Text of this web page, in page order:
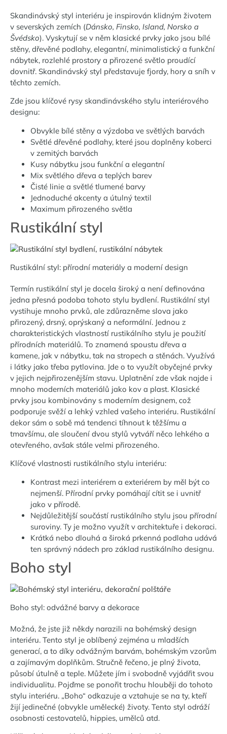
Skandinávský styl interiéru je inspirován klidným životem
v severských zemích (Dánsko, Finsko, Island, Norsko a
Švédsko). Vyskytují se v něm klasické prvky jako jsou bílé
stěny, dřevěné podlahy, elegantní, minimalistický a funkční
nábytek, rozlehlé prostory a přirozené světlo proudící
dovnitř. Skandinávský styl představuje fjordy, hory a sníh v
těchto zemích.
Zde jsou klíčové rysy skandinávského stylu interiérového
designu:
Obvykle bílé stěny a výzdoba ve světlých barvách
Světlé dřevěné podlahy, které jsou doplněny koberci
v zemitých barvách
Kusy nábytku jsou funkční a elegantní
Mix světlého dřeva a teplých barev
Čisté linie a světlé tlumené barvy
Jednoduché akcenty a útulný textil
Maximum přirozeného světla
Rustikální styl
Rustikální styl: přírodní materiály a moderní design
Termín rustikální styl je docela široký a není definována
jedna přesná podoba tohoto stylu bydlení. Rustikální styl
vystihuje mnoho prvků, ale zdůrazněme slova jako
přirozený, drsný, oprýskaný a neformální. Jednou z
charakteristických vlastností rustikálního stylu je použití
přírodních materiálů. To znamená spoustu dřeva a
kamene, jak v nábytku, tak na stropech a stěnách. Využívá
i látky jako třeba pytlovina. Jde o to využít obyčejné prvky
v jejich nejpřirozenějším stavu. Uplatnění zde však najde i
mnoho moderních materiálů jako kov a plast. Klasické
prvky jsou kombinovány s moderním designem, což
podporuje svěží a lehký vzhled vašeho interiéru. Rustikální
dekor sám o sobě má tendenci tíhnout k těžšímu a
tmavšímu, ale sloučení dvou stylů vytváří něco lehkého a
otevřeného, ​​avšak stále velmi přirozeného.
Klíčové vlastnosti rustikálního stylu interiéru:
Kontrast mezi interiérem a exteriérem by měl být co
nejmenší. Přírodní prvky pomáhají cítit se i uvnitř
jako v přírodě.
Nejdůležitější součástí rustikálního stylu jsou přírodní
suroviny. Ty je možno využít v architektuře i dekoraci.
Krátká nebo dlouhá a široká prkenná podlaha udává
ten správný nádech pro základ rustikálního designu.
Boho styl
Boho styl: odvážné barvy a dekorace
Možná, že jste již někdy narazili na bohémský design
interiéru. Tento styl je oblíbený zejména u mladších
generací, a to díky odvážným barvám, bohémským vzorům
a zajímavým doplňkům. Stručně řečeno, je plný života,
působí útulně a teple. Můžete jím i svobodně vyjádřit svou
individualitu. Pojďme se ponořit trochu hlouběji do tohoto
stylu interiéru. „Boho“ odkazuje a vztahuje se na ty, kteří
žijí jedinečné (obvykle umělecké) životy. Tento styl odráží
osobnosti cestovatelů, hippies, umělců atd.